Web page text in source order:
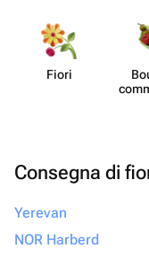
Fiori
Consegna di
Yerevan
NOR Harberd